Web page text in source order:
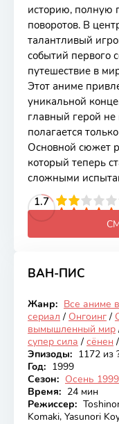
историю, полную
поворотов. В
талантливый
событий первого
путешествие в
Этот аниме
уникальной
главный герой не
полагается
Основной сюжет
который теперь
сложными
1.7
4 5 6 7 8 9 10
ВАН-ПИС
Жанр: Все аниме
сериал / Онгоинг /
вымышленный мир
супер сила / сёнен /
Эпизоды: 1172 из
Год: 1999
Сезон: Осень 1999
Время: 24 мин
Режиссер:
Komaki, Yasunori